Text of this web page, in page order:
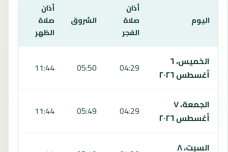
اليوم
أذان
صلاة
الفجر
الشروق
أذان
صلاة
الظهر
الخميس، ٦
أغسطس ٢٠٢٦
04:29
05:50
11:44
الجمعة، ٧
أغسطس ٢٠٢٦
04:29
05:49
11:44
السبت، ٨